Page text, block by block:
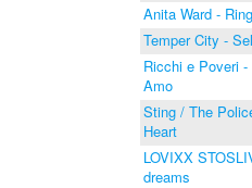
Anita Ward -
Temper City -
Ricchi e Poveri
Amo
Sting / The
Heart
LOVIXX
dreams